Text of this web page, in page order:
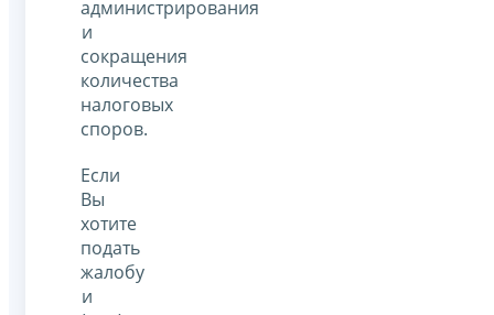
администрирования
и
сокращения
количества
налоговых
споров.
Если
Вы
хотите
подать
жалобу
и